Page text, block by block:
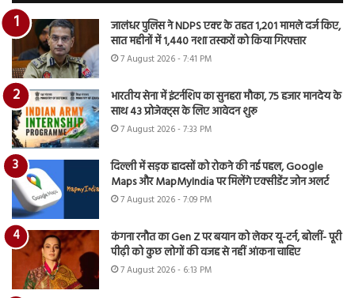
जालंधर पुलिस ने NDPS एक्ट के तहत 1,201 मामले दर्ज किए,
सात महीनों में 1,440 नशा तस्करों को किया गिरफ्तार
7 August 2026 - 7:41 PM
भारतीय सेना में इंटर्नशिप का सुनहरा मौका, 75 हजार मानदेय के
साथ 43 प्रोजेक्ट्स के लिए आवेदन शुरू
7 August 2026 - 7:33 PM
दिल्ली में सड़क हादसों को रोकने की नई पहल, Google
Maps और MapMyIndia पर मिलेंगे एक्सीडेंट जोन अलर्ट
7 August 2026 - 7:09 PM
कंगना रनौत का Gen Z पर बयान को लेकर यू-टर्न, बोलीं- पूरी
पीढ़ी को कुछ लोगों की वजह से नहीं आंकना चाहिए
7 August 2026 - 6:13 PM